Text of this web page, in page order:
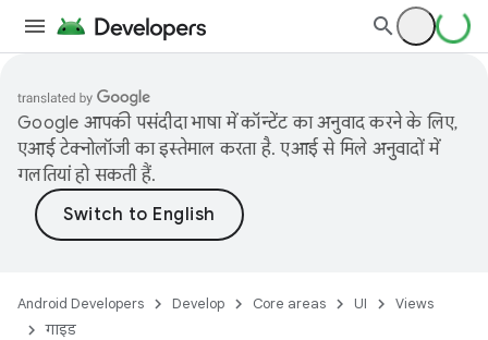
Google आपकी पसंदीदा भाषा में कॉन्टेंट का अनुवाद करने के लिए,
एआई टेक्नोलॉजी का इस्तेमाल करता है. एआई से मिले अनुवादों में
गलतियां हो सकती हैं.
Android Developers Develop Core areas UI
Views
गाइड